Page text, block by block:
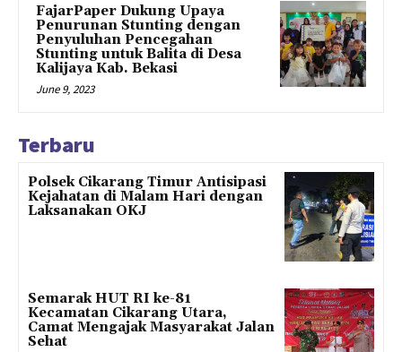
FajarPaper Dukung Upaya
Penurunan Stunting dengan
Penyuluhan Pencegahan
Stunting untuk Balita di Desa
Kalijaya Kab. Bekasi
June 9, 2023
Terbaru
Polsek Cikarang Timur Antisipasi
Kejahatan di Malam Hari dengan
Laksanakan OKJ
Semarak HUT RI ke-81
Kecamatan Cikarang Utara,
Camat Mengajak Masyarakat Jalan
Sehat